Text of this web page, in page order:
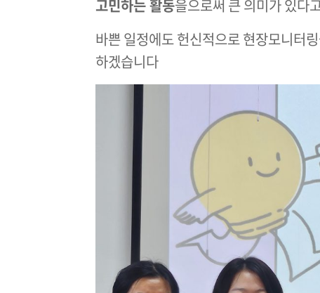
고민하는 활동을으로써 큰 의미가 있다
바쁜 일정에도 헌신적으로 현장모니터
하겠습니다